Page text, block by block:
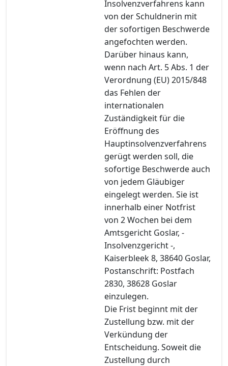
Insolvenzverfahrens kann
von der Schuldnerin mit
der sofortigen Beschwerde
angefochten werden.
Darüber hinaus kann,
wenn nach Art. 5 Abs. 1 der
Verordnung (EU) 2015/848
das Fehlen der
internationalen
Zuständigkeit für die
Eröffnung des
Hauptinsolvenzverfahrens
gerügt werden soll, die
sofortige Beschwerde auch
von jedem Gläubiger
eingelegt werden. Sie ist
innerhalb einer Notfrist
von 2 Wochen bei dem
Amtsgericht Goslar, -
Insolvenzgericht -,
Kaiserbleek 8, 38640 Goslar,
Postanschrift: Postfach
2830, 38628 Goslar
einzulegen.
Die Frist beginnt mit der
Zustellung bzw. mit der
Verkündung der
Entscheidung. Soweit die
Zustellung durch